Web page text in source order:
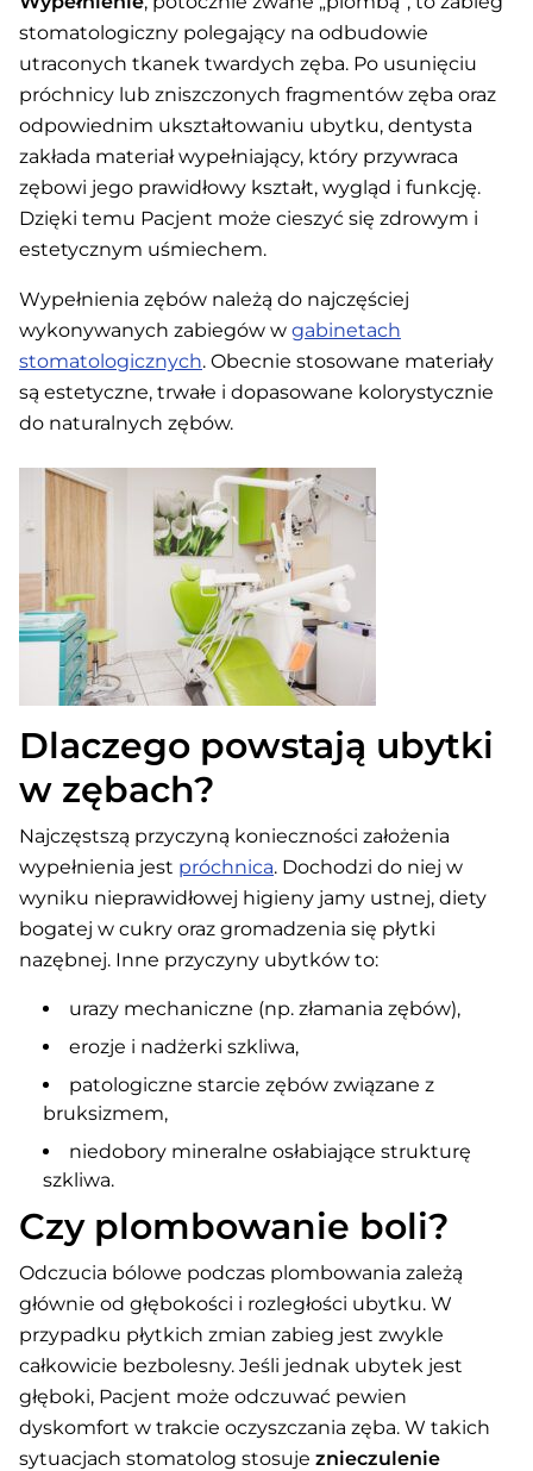
stomatologiczny polegający na odbudowie
utraconych tkanek twardych zęba. Po usunięciu
próchnicy lub zniszczonych fragmentów zęba oraz
odpowiednim ukształtowaniu ubytku, dentysta
zakłada materiał wypełniający, który przywraca
zębowi jego prawidłowy kształt, wygląd i funkcję.
Dzięki temu Pacjent może cieszyć się zdrowym i
estetycznym uśmiechem.
Wypełnienia zębów należą do najczęściej
wykonywanych zabiegów w gabinetach
stomatologicznych. Obecnie stosowane materiały
są estetyczne, trwałe i dopasowane kolorystycznie
do naturalnych zębów.
Dlaczego powstają ubytki
w zębach?
Najczęstszą przyczyną konieczności założenia
wypełnienia jest próchnica. Dochodzi do niej w
wyniku nieprawidłowej higieny jamy ustnej, diety
bogatej w cukry oraz gromadzenia się płytki
nazębnej. Inne przyczyny ubytków to:
urazy mechaniczne (np. złamania zębów),
erozje i nadżerki szkliwa,
patologiczne starcie zębów związane z
bruksizmem,
niedobory mineralne osłabiające strukturę
szkliwa.
Czy plombowanie boli?
Odczucia bólowe podczas plombowania zależą
głównie od głębokości i rozległości ubytku. W
przypadku płytkich zmian zabieg jest zwykle
całkowicie bezbolesny. Jeśli jednak ubytek jest
głęboki, Pacjent może odczuwać pewien
dyskomfort w trakcie oczyszczania zęba. W takich
sytuacjach stomatolog stosuje znieczulenie